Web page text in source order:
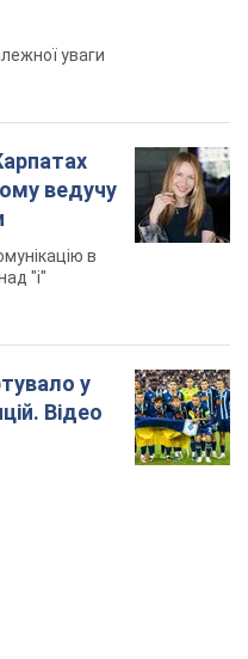
уваги
ведучу
в
"і"
у
Відео